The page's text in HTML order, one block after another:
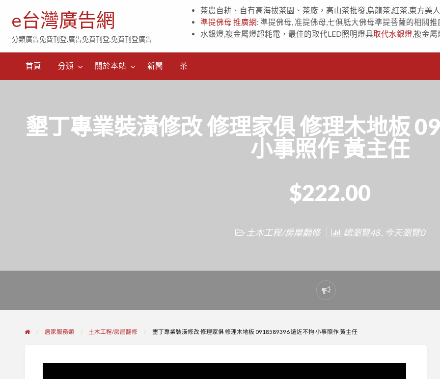
e台灣廣告網
分類廣告免費刊登,廣告免費刊登,免費刊登廣告
茶農自耕、自有高海拔茶園、茶廠，高山茶批發,烏龍茶,紅茶,東方美
準提佛母 推廣網: 準提佛母, 准提佛母,七俱胝大佛母準提菩薩的相關推
水銀燈,複金屬燈超耗電，最佳的取代LED照明燈具取代水銀燈 ,複金屬
首頁 分類 關於本站 新聞 茶
墾丁專業裝潢修改 修理家俱 修理木地板
小事照作 黃主任
$222.00
土木工程/房屋翻修 總瀏覽48 , 今天瀏覽0
Report
problem
居家服務類 土木工程/房屋翻修 墾丁專業裝潢修改 修理家俱 修理木地板 0918589396 遠近不拘 小事照作 黃主任